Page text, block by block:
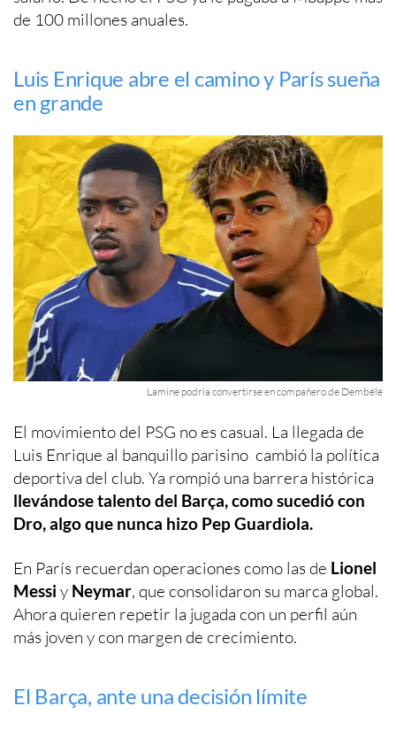
de 100 millones anuales.
Luis Enrique abre el camino y París sueña
en grande
Lamine podría convertirse en compañero de Dembélé
El movimiento del PSG no es casual. La llegada de
Luis Enrique al banquillo parisino cambió la política
deportiva del club. Ya rompió una barrera histórica
llevándose talento del Barça, como sucedió con
Dro, algo que nunca hizo Pep Guardiola.
En París recuerdan operaciones como las de Lionel
Messi y Neymar, que consolidaron su marca global.
Ahora quieren repetir la jugada con un perfil aún
más joven y con margen de crecimiento.
El Barça, ante una decisión límite